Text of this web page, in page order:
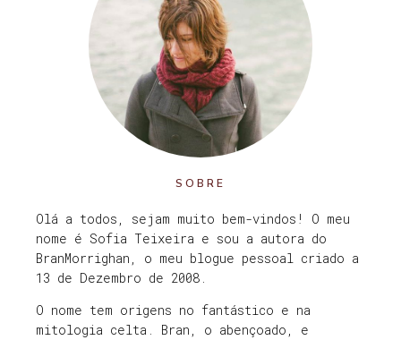
SOBRE
Olá a todos, sejam muito bem-vindos! O meu
nome é Sofia Teixeira e sou a autora do
BranMorrighan, o meu blogue pessoal criado a
13 de Dezembro de 2008.
O nome tem origens no fantástico e na
mitologia celta. Bran, o abençoado, e